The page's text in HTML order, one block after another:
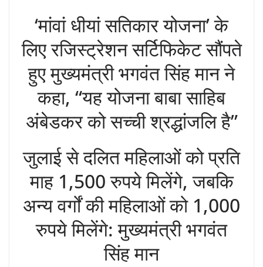
‘मांवां धीयां सतिकार योजना’ के
लिए रजिस्ट्रेशन सर्टिफिकेट सौंपते
हुए मुख्यमंत्री भगवंत सिंह मान ने
कहा, “यह योजना बाबा साहिब
अंबेडकर को सच्ची श्रद्धांजलि है”
जुलाई से दलित महिलाओं को प्रति
माह 1,500 रुपये मिलेंगे, जबकि
अन्य वर्गों की महिलाओं को 1,000
रुपये मिलेंगे: मुख्यमंत्री भगवंत
सिंह मान